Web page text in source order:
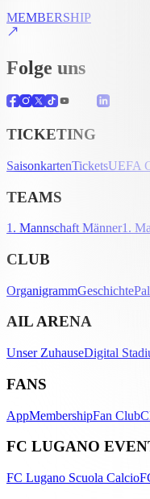
MEMBERSHIP
Folge uns
TICKETING
SaisonkartenTicketsUEFA
TEAMS
1. Mannschaft Männer1.
CLUB
OrganigrammGeschichte
AIL ARENA
Unser ZuhauseDigital
FANS
AppMembershipFan Club
FC LUGANO
FC Lugano Scuola Calcio